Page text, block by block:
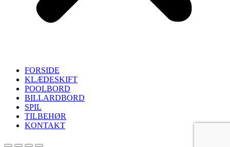
FORSIDE
KLÆDESKIFT
POOLBORD
BILLARDBORD
SPIL
TILBEHØR
KONTAKT